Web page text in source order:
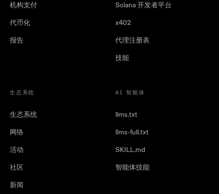
机构支付
代币化
报告
Solana 开发者平台
x402
代理注册表
技能
生态系统
生态系统
网络
活动
社区
新闻
AI 智能体
llms.txt
llms-full.txt
SKILL.md
智能体技能